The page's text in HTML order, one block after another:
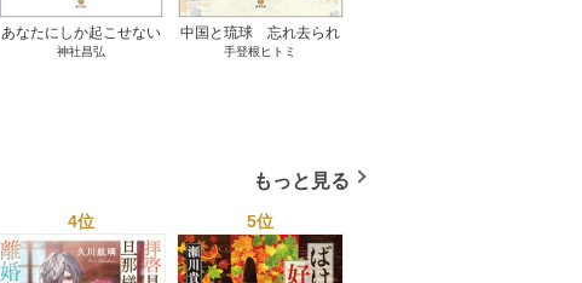
あなたにしか起こせない
奇跡 1巻
神社昌弘
中国と琉球 忘れ去られ
た冊封史―魂の進化― 1
手登根ヒトミ
もっと見る
4位 5位